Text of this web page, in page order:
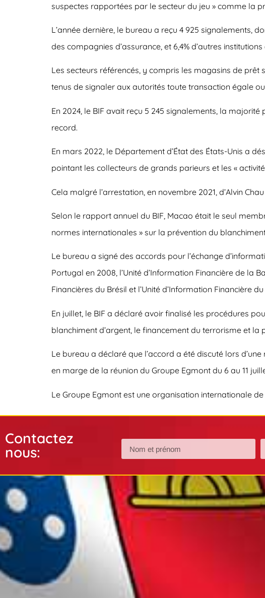
suspectes rapportées par le secteur du jeu » comme la
L’année dernière, le bureau a reçu 4 925 signalements,
des compagnies d’assurance, et 6,4% d’autres institutions
Les secteurs référencés, y compris les magasins de
tenus de signaler aux autorités toute transaction égale
En 2024, le BIF avait reçu 5 245 signalements, la majorité
record.
En mars 2022, le Département d’État des États-Unis a
pointant les collecteurs de grands parieurs et les «
Cela malgré l’arrestation, en novembre 2021, d’Alvin
Selon le rapport annuel du BIF, Macao était le seul
normes internationales » sur la prévention du
Le bureau a signé des accords pour l’échange
Portugal en 2008, l’Unité d’Information Financière de la
Financières du Brésil et l’Unité d’Information Financière
En juillet, le BIF a déclaré avoir finalisé les procédures
blanchiment d’argent, le financement du terrorisme et
Le bureau a déclaré que l’accord a été discuté lors
en marge de la réunion du Groupe Egmont du 6 au 11
Le Groupe Egmont est une organisation internationale
Contactez
nous: